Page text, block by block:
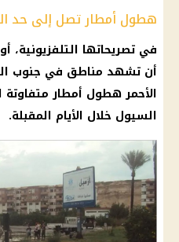
هطول أمطار تصل إلى حد
في تصريحاتها التلفزيونية،
أن تشهد مناطق في جنوب
الأحمر هطول أمطار
السيول خلال الأيام المقبلة.